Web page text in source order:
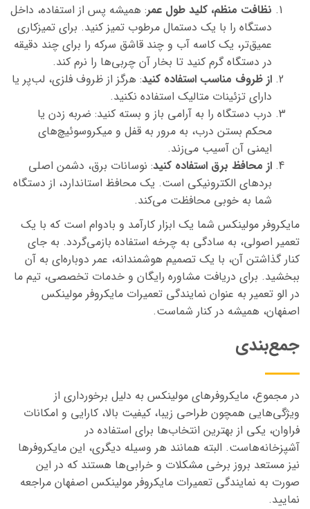
نظافت منظم، کلید طول عمر: همیشه پس از استفاده، داخل
دستگاه را با یک دستمال مرطوب تمیز کنید. برای تمیزکاری
عمیق‌تر، یک کاسه آب و چند قاشق سرکه را برای چند دقیقه
در دستگاه گرم کنید تا بخار آن چربی‌ها را نرم کند.
از ظروف مناسب استفاده کنید: هرگز از ظروف فلزی، لب‌پر یا
دارای تزئینات متالیک استفاده نکنید.
درب دستگاه را به آرامی باز و بسته کنید: ضربه زدن یا
محکم بستن درب، به مرور به قفل و میکروسوئیچ‌های
ایمنی آن آسیب می‌زند.
از محافظ برق استفاده کنید: نوسانات برق، دشمن اصلی
بردهای الکترونیکی است. یک محافظ استاندارد، از دستگاه
شما به خوبی محافظت می‌کند.
مایکروفر مولینکس شما یک ابزار کارآمد و بادوام است که با یک
تعمیر اصولی، به سادگی به چرخه استفاده بازمی‌گردد. به جای
کنار گذاشتن آن، با یک تصمیم هوشمندانه، عمر دوباره‌ای به آن
ببخشید. برای دریافت مشاوره رایگان و خدمات تخصصی، تیم ما
در الو تعمیر به عنوان نمایندگی تعمیرات مایکروفر مولینکس
اصفهان، همیشه در کنار شماست.
جمع‌بندی
در مجموع، مایکروفرهای مولینکس به دلیل برخورداری از
ویژگی‌هایی همچون طراحی زیبا، کیفیت بالا، کارایی و امکانات
فراوان، یکی از بهترین انتخاب‌ها برای استفاده در
آشپزخانه‌هاست. البته همانند هر وسیله دیگری، این مایکروفرها
نیز مستعد بروز برخی مشکلات و خرابی‌ها هستند که در این
صورت به نمایندگی تعمیرات مایکروفر مولینکس اصفهان مراجعه
نمایید.